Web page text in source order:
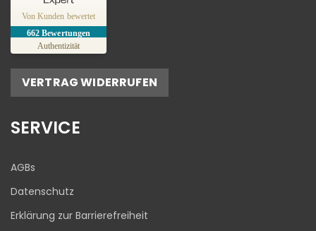
Von Kunden bewertet
662 Bewertungen
Authentizität
SEHR GUT
4,81
/
5,00
Bewertungen von
1
anderen Quelle
VERTRAG WIDERRUFEN
SERVICE
AGBs
Datenschutz
Erklärung zur Barrierefreiheit